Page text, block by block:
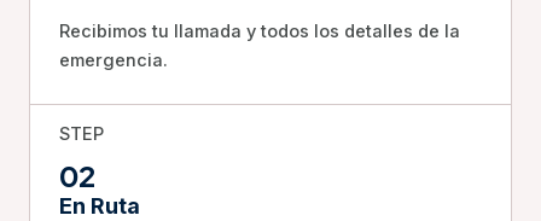
Recibimos tu llamada y todos los detalles de la
emergencia.
STEP
02
En Ruta